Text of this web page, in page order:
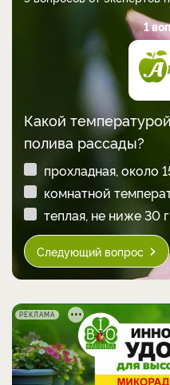
1
Какой
полива рассады?
прохладная, около
комнатной
теплая, не ниже 30
Следующий вопрос
РЕКЛАМА